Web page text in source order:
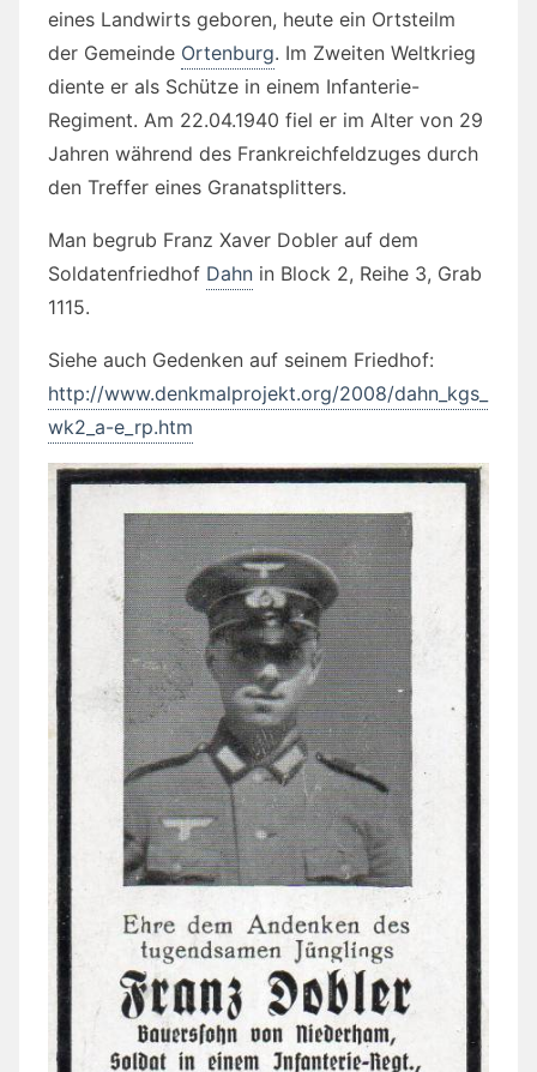
eines Landwirts geboren, heute ein Ortsteilm
der Gemeinde Ortenburg. Im Zweiten Weltkrieg
diente er als Schütze in einem Infanterie-
Regiment. Am 22.04.1940 fiel er im Alter von 29
Jahren während des Frankreichfeldzuges durch
den Treffer eines Granatsplitters.
Man begrub Franz Xaver Dobler auf dem
Soldatenfriedhof Dahn in Block 2, Reihe 3, Grab
1115.
Siehe auch Gedenken auf seinem Friedhof:
http://www.denkmalprojekt.org/2008/dahn_kgs_
wk2_a-e_rp.htm